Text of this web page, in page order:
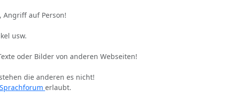
Angriff auf Person!
usw.
oder Bilder von anderen Webseiten!
die anderen es nicht!
Sprachforum erlaubt.